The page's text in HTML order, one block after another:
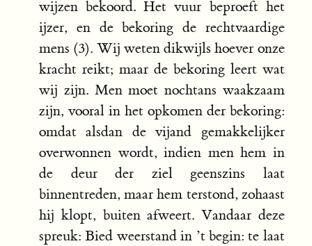
wijzen bekoord. Het vuur beproeft het
ijzer, en de bekoring de rechtvaardige
mens (3). Wij weten dikwijls hoever onze
kracht reikt; maar de bekoring leert wat
wij zijn. Men moet nochtans waakzaam
zijn, vooral in het opkomen der bekoring:
omdat alsdan de vijand gemakkelijker
overwonnen wordt, indien men hem in
de deur der ziel geenszins laat
binnentreden, maar hem terstond, zohaast
hij klopt, buiten afweert. Vandaar deze
spreuk: Bied weerstand in ’t begin: te laat